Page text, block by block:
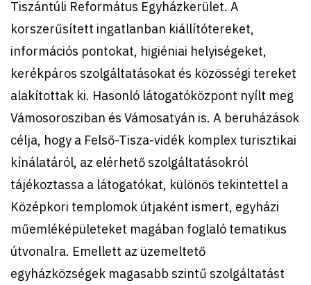
Tiszántúli Református Egyházkerület. A
korszerűsített ingatlanban kiállítótereket,
információs pontokat, higiéniai helyiségeket,
kerékpáros szolgáltatásokat és közösségi tereket
alakítottak ki. Hasonló látogatóközpont nyílt meg
Vámosorosziban és Vámosatyán is. A beruházások
célja, hogy a Felső-Tisza-vidék komplex turisztikai
kínálatáról, az elérhető szolgáltatásokról
tájékoztassa a látogatókat, különös tekintettel a
Középkori templomok útjaként ismert, egyházi
műemléképületeket magában foglaló tematikus
útvonalra. Emellett az üzemeltető
egyházközségek magasabb szintű szolgáltatást